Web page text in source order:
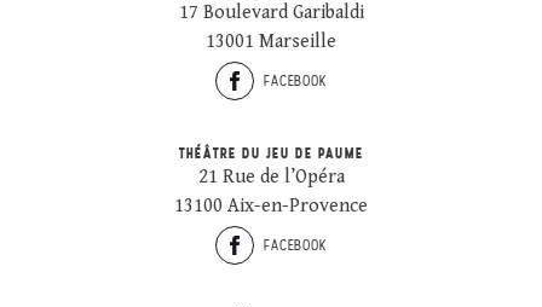
17 Boulevard Garibaldi
13001 Marseille
FACEBOOK
THÉÂTRE DU JEU DE PAUME
21 Rue de l’Opéra
13100 Aix-en-Provence
FACEBOOK